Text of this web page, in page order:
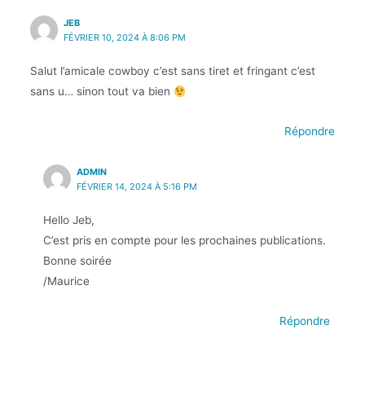
JEB
FÉVRIER 10, 2024 À 8:06 PM
Salut l’amicale cowboy c’est sans tiret et fringant c’est
sans u… sinon tout va bien
Répondre
ADMIN
FÉVRIER 14, 2024 À 5:16 PM
Hello Jeb,
C’est pris en compte pour les prochaines publications.
Bonne soirée
/Maurice
Répondre